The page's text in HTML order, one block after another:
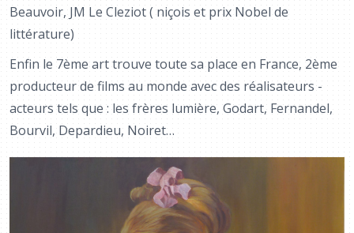
Beauvoir, JM Le Cleziot ( niçois et prix Nobel de
littérature)
Enfin le 7ème art trouve toute sa place en France, 2ème
producteur de films au monde avec des réalisateurs -
acteurs tels que : les frères lumière, Godart, Fernandel,
Bourvil, Depardieu, Noiret…